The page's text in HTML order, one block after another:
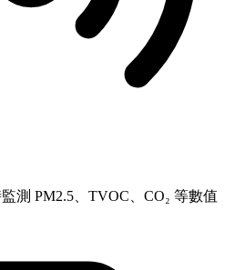
測 PM2.5、TVOC、CO₂ 等數值